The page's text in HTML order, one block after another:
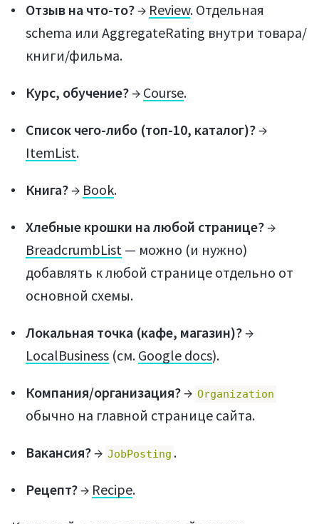
Регистрация
Отзыв на что-то?→ Review. Отдельная
schema или AggregateRating внутри товара/
книги/фильма.
Курс, обучение?→ Course.
Список чего-либо (топ-10, каталог)?→
ItemList.
Книга?→ Book.
Хлебные крошки на любой странице?→
BreadcrumbList — можно (и нужно)
добавлять к любой странице отдельно от
основной схемы.
Локальная точка (кафе, магазин)?→
LocalBusiness (см. Google docs).
Компания/организация?→ Organization
обычно на главной странице сайта.
Вакансия?→ JobPosting .
Рецепт?→ Recipe.